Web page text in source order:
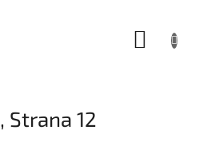
, Strana 12